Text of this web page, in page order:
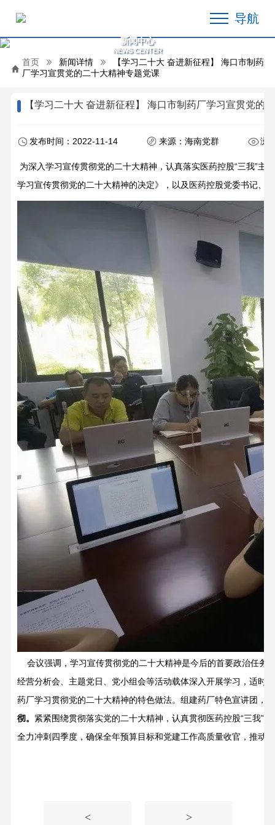
导航
新闻中心
NEWS CENTER
首页 新闻详情
【学习二十大 奋进新征程】 海口市制药
厂学习宣贯党的二十大精神专题党课
【学习二十大 奋进新征程】 海口市制药厂学习宣贯党的
发布时间：2022-11-14 来源：海南党群 浏
为深入学习宣传贯彻党的二十大精神，认真落实医药控股“三我”
学习宣传贯彻党的二十大精神的决定》，以及 医药控股党委书记、
会议强调，学习宣传贯彻党的二十大精神是今后的首要政治任务
经营分析会、主题党日、党小组会等活动载体深入开展学习，适时
药厂学习贯彻党的二十大精神的特色做法。组建药厂特色宣讲团，
彻。 紧紧围绕贯彻落实党的二十大精神，认真贯彻医药控股“三我”
全力冲刺四季度，确保全年预算目标和党建工作高质量收官，推动
< >